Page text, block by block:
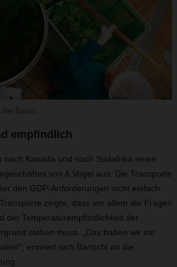
empfindlich
nach Kanada und nach Südafrika einen
von A.Vogel aus. Die Transporte
den GDP-Anforderungen nicht einfach.
zeigte, dass vor allem die Fragen
der Temperaturempfindlichkeit der
stehen muss. „Das haben wir mit
erinnert sich Bärtschi an die